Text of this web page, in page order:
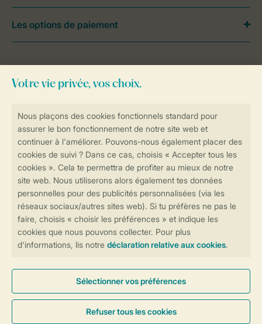
Plus d’infos et préférences
Réservations en ligne rapides et sécurisées
Transmission sécurisée des données
Paiement sécurisé
contactez notreContact Center.
Les options de paiement